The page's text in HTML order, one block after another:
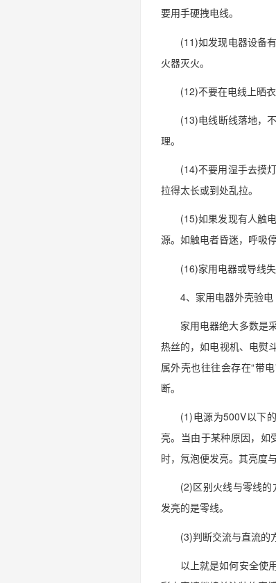
要用手硬拽电线。
(11)如发现电器设备
火器灭火。
(12)不要在电线上晒
(13)电线断线落地，
理。
(14)不要用湿手去摸
拉得太长或到处乱拉。
(15)如果发现有人触
源。如触电者昏迷，呼吸
(16)家用电器或导线
4、家用电器外壳验电
家用电器绝大多数是
热丝的，如电视机、电熨
属外壳也往往会存在“带
断。
(1)电源为500V以下
亮。当由于某种原因，如
时，氖泡便发亮。其亮度
(2)区别火线与零线
发亮的是零线。
(3)判断交流与直流的
以上就是如何安全使